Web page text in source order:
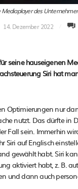
Mediaplayer des
14. Dezember 2022
seine hauseigenen
Siri hat
Optimierungen nur
nutzt. Das dürfte in
Fall sein. Immerhin
Siri auf Englisch
gewählt habt. Siri
aktiviert habt, z. B.
und dann auch